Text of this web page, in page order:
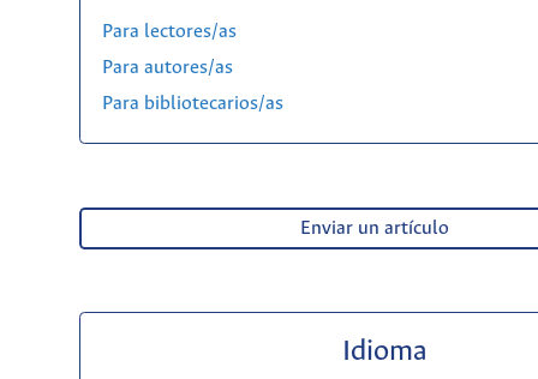
Para lectores/as
Para autores/as
Para bibliotecarios/as
Enviar un artículo
Idioma